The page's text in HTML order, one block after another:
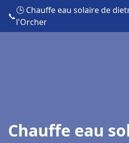
📞
🕒 Chauffe eau solaire de
l'Orcher
Chauffe eau